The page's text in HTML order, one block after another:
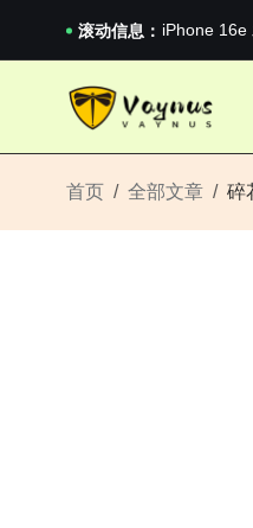
滚动信息： 2026澳网男
《巅峰守卫
2026澳网男
首页 全部文章 碎